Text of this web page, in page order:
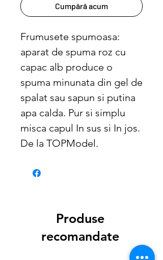
Cumpără acum
Frumusete spumoasa:
aparat de spuma roz cu
capac alb produce o
spuma minunata din gel de
spalat sau sapun si putina
apa calda. Pur si simplu
misca capul In sus si In jos.
De la TOPModel.
Produse
recomandate